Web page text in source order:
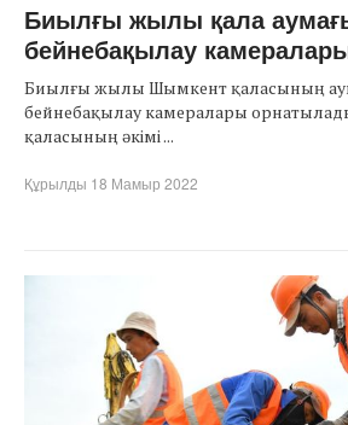
Биылғы жылы қала
бейнебақылау
Биылғы жылы Шымкент қаласының
бейнебақылау камералары
қаласының әкімі ...
Құрылды 18 Мамыр 2022